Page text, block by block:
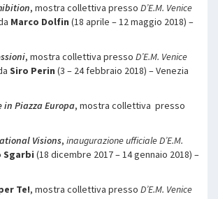
, mostra collettiva presso D’E.M. Venice
Marco Dolfin (18 aprile – 12 maggio 2018) –
, mostra collettiva presso D’E.M. Venice
Siro Perin (3 – 24 febbraio 2018) – Venezia
in Piazza Europa, mostra collettiva presso
Visions, inaugurazione ufficiale D’E.M.
(18 dicembre 2017 – 14 gennaio 2018) –
Te!, mostra collettiva presso D’E.M. Venice